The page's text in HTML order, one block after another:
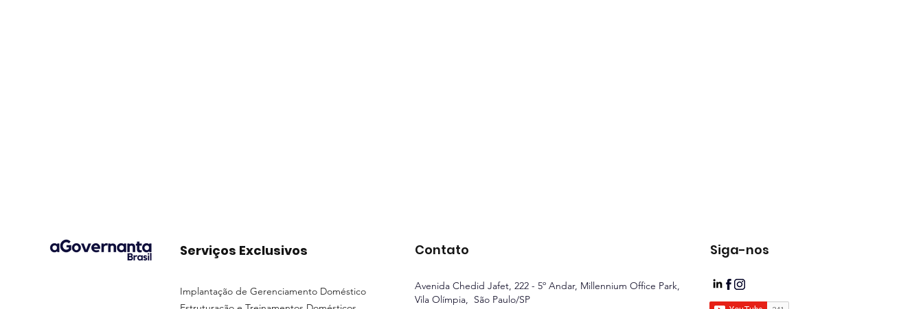
Serviços Exclusivos
Implantação de Gerenciamento Doméstico
Contato
Avenida Chedid Jafet, 222 - 5º Andar, Millennium Office Park,
Vila Olímpia, São Paulo/SP
Siga-nos